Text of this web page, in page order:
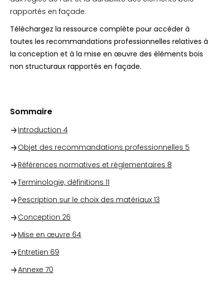
rapportés en façade.
Téléchargez la ressource complète pour accéder à
toutes les recommandations professionnelles relatives à
la conception et à la mise en œuvre des éléments bois
non structuraux rapportés en façade.
Sommaire
Introduction 4
Objet des recommandations professionnelles 5
Références normatives et réglementaires 8
Terminologie, définitions 11
Pescription sur le choix des matériaux 13
Conception 26
Mise en œuvre 64
Entretien 69
Annexe 70